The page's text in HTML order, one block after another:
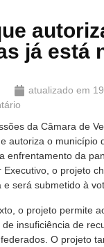
já está
atualizado em
da Câmara de
autoriza o município
enfrentamento da
Executivo, o projeto
e será submetido à
o projeto permite
insuficiência de
O projeto